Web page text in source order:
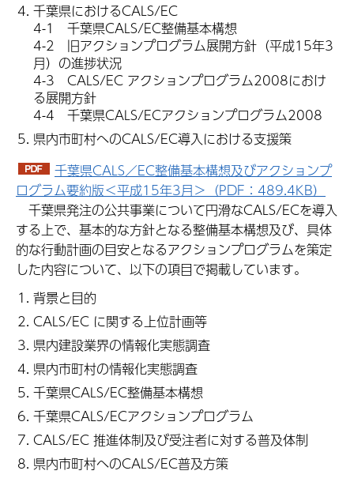
千葉県におけるCALS/EC
4-1 千葉県CALS/EC整備基本構想
4-2 旧アクションプログラム展開方針（平成15年3
月）の進捗状況
4-3 CALS/EC アクションプログラム2008におけ
る展開方針
4-4 千葉県CALS/ECアクションプログラム2008
県内市町村へのCALS/EC導入における支援策
千葉県CALS／EC整備基本構想及びアクションプ
ログラム要約版＜平成15年3月＞（PDF：489.4KB）
千葉県発注の公共事業について円滑なCALS/ECを導入
する上で、基本的な方針となる整備基本構想及び、具体
的な行動計画の目安となるアクションプログラムを策定
した内容について、以下の項目で掲載しています。
背景と目的
CALS/EC に関する上位計画等
県内建設業界の情報化実態調査
県内市町村の情報化実態調査
千葉県CALS/EC整備基本構想
千葉県CALS/ECアクションプログラム
CALS/EC 推進体制及び受注者に対する普及体制
県内市町村へのCALS/EC普及方策